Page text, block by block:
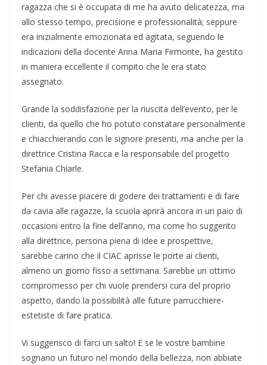
ragazza che si è occupata di me ha avuto delicatezza, ma
allo stesso tempo, precisione e professionalità; seppure
era inizialmente emozionata ed agitata, seguendo le
indicazioni della docente Anna Maria Firmonte, ha gestito
in maniera eccellente il compito che le era stato
assegnato.
Grande la soddisfazione per la riuscita dell’evento, per le
clienti, da quello che ho potuto constatare personalmente
e chiacchierando con le signore presenti, ma anche per la
direttrice Cristina Racca e la responsabile del progetto
Stefania Chiarle.
Per chi avesse piacere di godere dei trattamenti e di fare
da cavia alle ragazze, la scuola aprirà ancora in un paio di
occasioni entro la fine dell’anno, ma come ho suggerito
alla direttrice, persona piena di idee e prospettive,
sarebbe carino che il CIAC aprisse le porte ai clienti,
almeno un giorno fisso a settimana. Sarebbe un ottimo
compromesso per chi vuole prendersi cura del proprio
aspetto, dando la possibilità alle future parrucchiere-
estetiste di fare pratica.
Vi suggerisco di farci un salto! E se le vostre bambine
sognano un futuro nel mondo della bellezza, non abbiate